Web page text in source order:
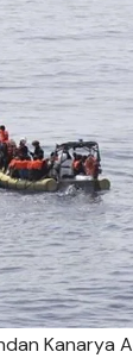
Kanarya